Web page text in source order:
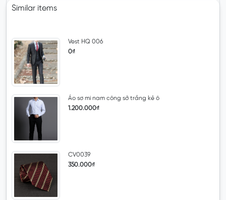
Similar items
Vest HQ 006
0₫
Áo sơ mi nam công sở trắng kẻ ô
1.200.000₫
CV0039
350.000₫